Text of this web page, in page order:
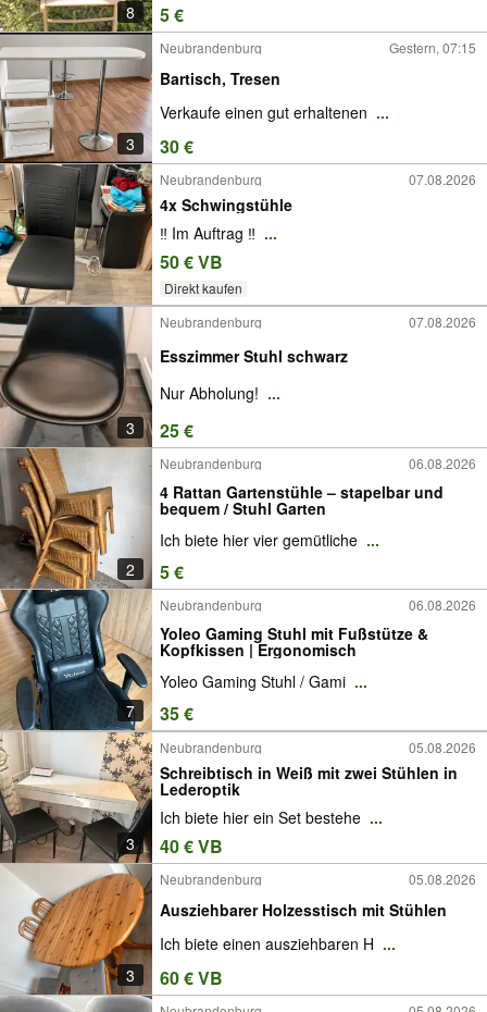
8 5 €
3
Neubrandenburg Gestern, 07:15
Bartisch, Tresen
Verkaufe einen gut erhaltenen ...
30 €
Neubrandenburg 07.08.2026
4x Schwingstühle
‼️ Im Auftrag ‼️ ...
50 € VB
Direkt kaufen
3
Neubrandenburg 07.08.2026
Esszimmer Stuhl schwarz
Nur Abholung! ...
25 €
2
Neubrandenburg 06.08.2026
4 Rattan Gartenstühle – stapelbar und
bequem / Stuhl Garten
Ich biete hier vier gemütliche ...
5 €
7
Neubrandenburg 06.08.2026
Yoleo Gaming Stuhl mit Fußstütze &
Kopfkissen | Ergonomisch
Yoleo Gaming Stuhl / Gami ...
35 €
3
Neubrandenburg 05.08.2026
Schreibtisch in Weiß mit zwei Stühlen in
Lederoptik
Ich biete hier ein Set bestehe ...
40 € VB
3
Neubrandenburg 05.08.2026
Ausziehbarer Holzesstisch mit Stühlen
Ich biete einen ausziehbaren H ...
60 € VB